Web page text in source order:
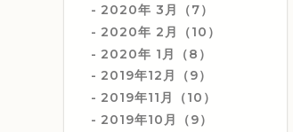
2020年 3月（7）
2020年 2月（10）
2020年 1月（8）
2019年12月（9）
2019年11月（10）
2019年10月（9）